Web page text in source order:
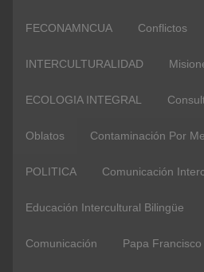
FECONAMNCUA Conflictos
INTERCULTURALIDAD
ECOLOGIA INTEGRAL
Oblatos Contaminación Por
POLITICA Comunicación
Educación Intercultural Bilingüe
Comunicación Papa Francisco